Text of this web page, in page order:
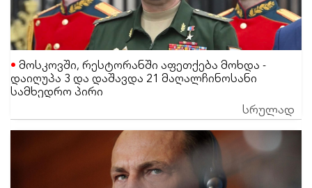
მოსკოვში, რესტორანში აფეთქება მოხდა -
დაიღუპა 3 და დაშავდა 21 მაღალჩინოსანი
სამხედრო პირი
სრულად